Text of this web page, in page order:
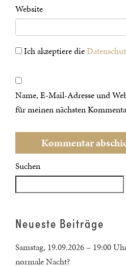
Website
Ich akzeptiere die
Name, E-Mail-Adresse und
für meinen nächsten
Suchen
Neueste Beiträge
Samstag, 19.09.2026 – 19:00
normale Nacht?